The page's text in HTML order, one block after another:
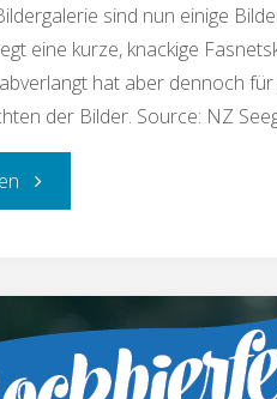
sind nun einige
eine kurze, knackige
hat aber dennoch
der Bilder. Source: NZ
"Bildergalerien
2018
online"